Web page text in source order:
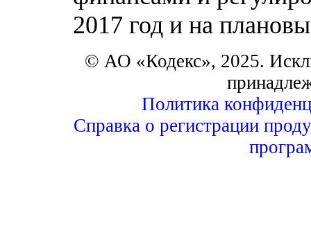
2017 год и на
© АО «Кодекс», 2025.
Политика
Справка о регистрации